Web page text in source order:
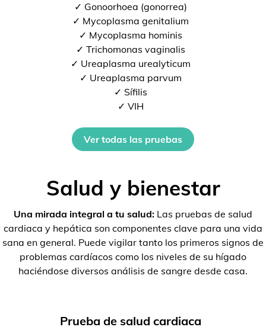
✓ Gonoorhoea (gonorrea)
✓ Mycoplasma genitalium
✓ Mycoplasma hominis
✓ Trichomonas vaginalis
✓ Ureaplasma urealyticum
✓ Ureaplasma parvum
✓ Sífilis
✓ VIH
Ver todas las pruebas
Salud y bienestar
Una mirada integral a tu salud: Las pruebas de salud
cardiaca y hepática son componentes clave para una vida
sana en general. Puede vigilar tanto los primeros signos de
problemas cardíacos como los niveles de su hígado
haciéndose diversos análisis de sangre desde casa.
Prueba de salud cardiaca